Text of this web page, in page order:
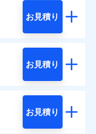
お見積り
お見積り
お見積り